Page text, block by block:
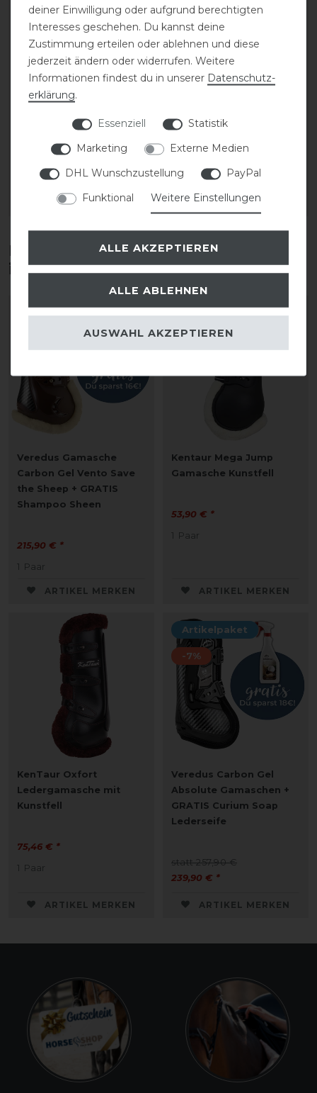
Kentaur Roma Leder-
Gamaschen mit Kunstfell
84,70 € *
Paar
ARTIKEL MERKEN
Gamaschen mit Kunstfell
1 Paar
ARTIKEL MERKEN
Diese Produkte könnten dich auch
interessieren
Veredus Gamasche
Carbon Gel Vento Save
the Sheep + GRATIS
Shampoo Sheen
215,90 € *
1 Paar
ARTIKEL MERKEN
Kentaur Mega Jump
Gamasche Kunstfell
53,90 € *
1 Paar
ARTIKEL MERKEN
KenTaur Oxfort
Ledergamasche mit
Kunstfell
75,46 € *
1 Paar
ARTIKEL MERKEN
Artikelpaket
-7%
Veredus Carbon Gel
Absolute Gamaschen +
GRATIS Curium Soap
Lederseife
statt 257,90 €
239,90 € *
ARTIKEL MERKEN
deiner Einwilligung oder aufgrund berechtigten
Interesses geschehen. Du kannst deine
Zustimmung erteilen oder ablehnen und diese
jederzeit ändern oder widerrufen. Weitere
Informationen findest du in unserer Daten­schutz­
erklärung.
Essenziell
Statistik
Marketing
Externe Medien
DHL Wunschzustellung
PayPal
Funktional
Weitere Einstellungen
ALLE AKZEPTIEREN
ALLE ABLEHNEN
AUSWAHL AKZEPTIEREN